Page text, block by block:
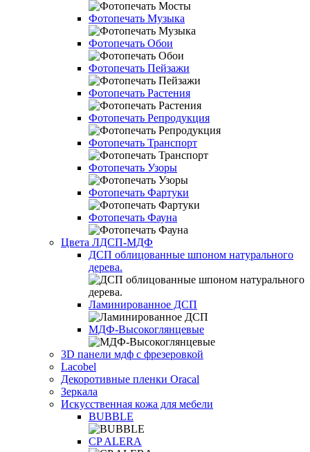
Фотопечать Музыка
Фотопечать Обои
Фотопечать Пейзажи
Фотопечать Растения
Фотопечать Репродукция
Фотопечать Транспорт
Фотопечать Узоры
Фотопечать Фартуки
Фотопечать Фауна
Цвета ЛДСП-МДФ
ДСП облицованные шпоном натурального
дерева.
Ламинированное ДСП
МДФ-Высокоглянцевые
3D панели мдф с фрезеровкой
Lacobel
Декоротивные пленки Oracal
Зеркала
Искусственная кожа для мебели
BUBBLE
CP ALERA